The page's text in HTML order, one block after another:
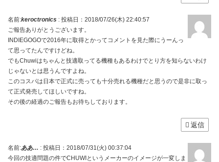
名前:keroctronics : 投稿日：2018/07/26(木) 22:40:57
ご報告ありがとうございます。
INDIEGOGOで2016年に取得とかってコメントを見た際にうーんっ
て思ってたんですけどね。
でもChuwiはちゃんと技適取ってる機種もあるわけでとり方を知らないわけ
じゃないとは思うんですよね。
このコスパは日本で正式に売っても十分売れる機種だと思うので是非に取っ
て正式発売してほしいですね。
その後の経過のご報告もお待ちしております。
返信
名前:ああ… : 投稿日：2018/07/31(火) 00:37:04
今回の技適問題の件でCHUWIというメーカーのイメージが一変しま